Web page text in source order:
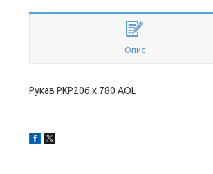
Опис
Рукав PKP206 x 780 AOL